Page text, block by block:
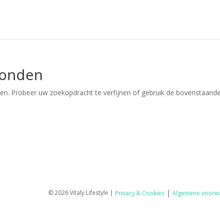
Probeer uw zoekopdracht te verfijnen of gebruik de bovenstaande
© 2026 Vitaly Lifestyle | Privacy & Cookies | Algemene